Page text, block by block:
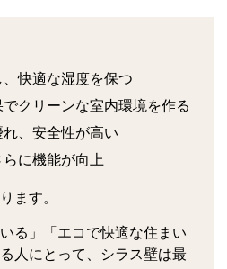
快適な湿度を保つ
クリーンな室内環境を作る
、安全性が高い
に機能が向上
ます。
る」「エコで快適な住まい
人にとって、シラス壁は最